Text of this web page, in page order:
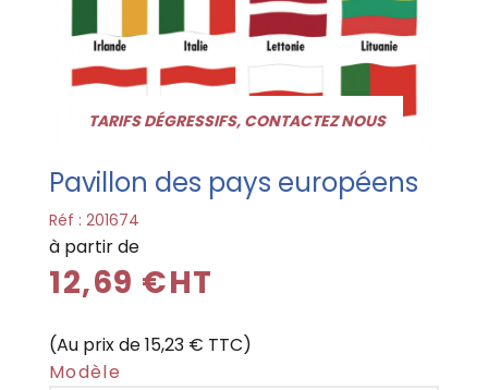
TARIFS DÉGRESSIFS, CONTACTEZ NOUS
Pavillon des pays européens
Réf : 201674
à partir de
12,69 €HT
(Au prix de 15,23 € TTC)
Modèle